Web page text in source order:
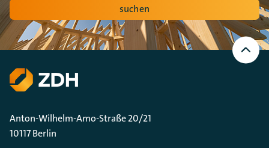
suchen
Nach
oben
Scrollen
Anton-Wilhelm-Amo-Straße 20/21
10117 Berlin